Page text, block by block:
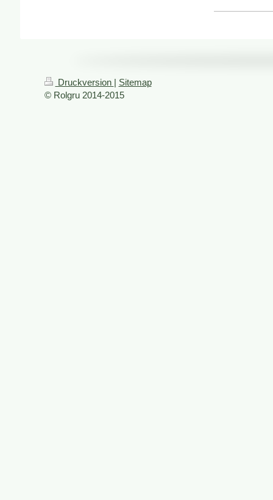
Druckversion | Sitemap
© Rolgru 2014-2015